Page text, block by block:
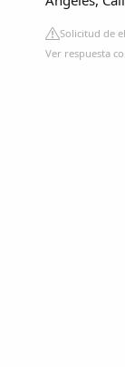
Solicitud de
Ver respuesta